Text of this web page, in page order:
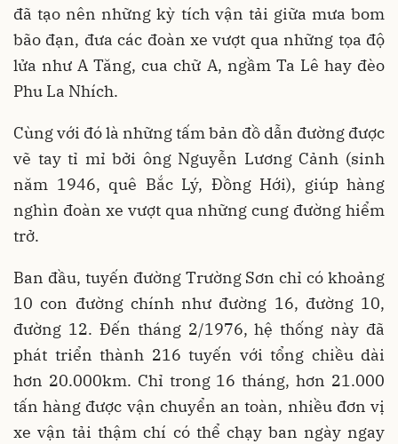
đã tạo nên những kỳ tích vận tải giữa mưa bom
bão đạn, đưa các đoàn xe vượt qua những tọa độ
lửa như A Tăng, cua chữ A, ngầm Ta Lê hay đèo
Phu La Nhích.
Cùng với đó là những tấm bản đồ dẫn đường được
vẽ tay tỉ mỉ bởi ông Nguyễn Lương Cảnh (sinh
năm 1946, quê Bắc Lý, Đồng Hới), giúp hàng
nghìn đoàn xe vượt qua những cung đường hiểm
trở.
Ban đầu, tuyến đường Trường Sơn chỉ có khoảng
10 con đường chính như đường 16, đường 10,
đường 12. Đến tháng 2/1976, hệ thống này đã
phát triển thành 216 tuyến với tổng chiều dài
hơn 20.000km. Chỉ trong 16 tháng, hơn 21.000
tấn hàng được vận chuyển an toàn, nhiều đơn vị
xe vận tải thậm chí có thể chạy ban ngày ngay